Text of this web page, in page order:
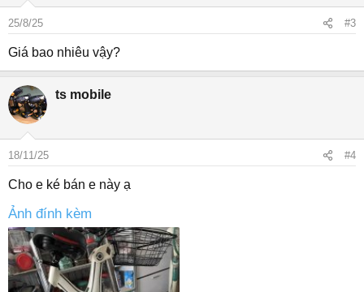
25/8/25 #3
Giá bao nhiêu vậy?
ts mobile
18/11/25 #4
Cho e ké bán e này ạ
Ảnh đính kèm